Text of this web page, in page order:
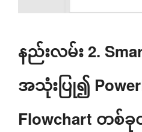
နည်းလမ်း 2.
အသုံးပြု၍
Flowchart တ